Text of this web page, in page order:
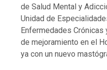
de Salud Mental y
Unidad de
Enfermedades Crónicas
de mejoramiento en el
ya con un nuevo